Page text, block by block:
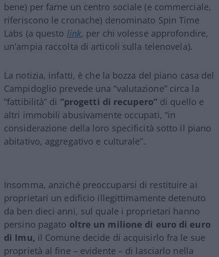
bene) per farne un centro sociale (e commerciale,
riferiscono le cronache) denominato Spin Time
Labs (a questo link, per chi volesse approfondire,
un’ampia raccolta di articoli sulla telenovela).
La notizia, infatti, è che la bozza del piano casa del
Campidoglio prevede una “valutazione” circa la
“fattibilità” di “progetti di recupero”di quello e
altri immobili abusivamente occupati, “in
considerazione della loro specificità sotto il piano
abitativo, aggregativo e culturale”.
Insomma, anziché preoccuparsi di restituire ai
proprietari un edificio illegittimamente detenuto
da ben dieci anni, sul quale i proprietari hanno
persino pagato oltre un milione di euro di euro
di Imu, il Comune decide di acquisirlo fra le sue
proprietà al fine – evidente – di lasciarlo nella